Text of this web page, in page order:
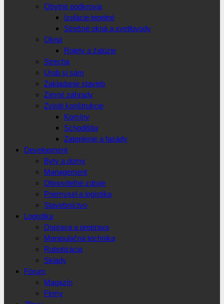
Obytné podkrovia
Izolácie tepelné
Strešné okná a svetlovody
Okná
Rolety a žalúzie
Strecha
Urob si sám
Zakladanie stavieb
Zimné záhrady
Zvislé konštrukcie
Komíny
Schodištia
Zateplenie a fasády
Development
Byty a domy
Management
Obnoviteľné zdroje
Priemysel a logistika
Stavebníctvo
Logistika
Doprava a preprava
Manipulačná technika
Robotizácia
Sklady
Fórum
Magazín
Firmy